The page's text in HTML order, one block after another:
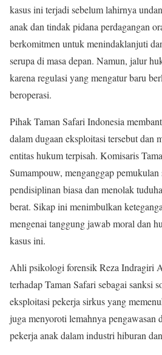
kasus ini terjadi sebelum lahirnya
anak dan tindak pidana perdagangan
berkomitmen untuk menindaklanjuti
serupa di masa depan. Namun, jalur
karena regulasi yang mengatur baru
beroperasi.
Pihak Taman Safari Indonesia
dalam dugaan eksploitasi tersebut dan
entitas hukum terpisah. Komisaris
Sumampouw, menganggap pemukulan
pendisiplinan biasa dan menolak
berat. Sikap ini menimbulkan
mengenai tanggung jawab moral dan
kasus ini.
Ahli psikologi forensik Reza Indragiri
terhadap Taman Safari sebagai sanksi
eksploitasi pekerja sirkus yang
juga menyoroti lemahnya pengawasan
pekerja anak dalam industri hiburan